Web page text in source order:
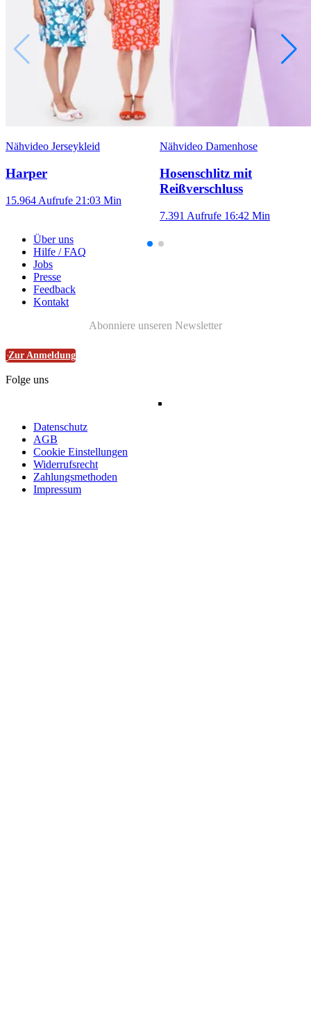
Nähvideo Jerseykleid
Harper
15.964 Aufrufe 21:03 Min
Nähvideo Damenhose
Hosenschlitz mit
Reißverschluss
7.391 Aufrufe 16:42 Min
Über uns
Hilfe / FAQ
Jobs
Presse
Feedback
Kontakt
Abonniere unseren Newsletter
Zur Anmeldung
Folge uns
Datenschutz
AGB
Cookie Einstellungen
Widerrufsrecht
Zahlungsmethoden
Impressum